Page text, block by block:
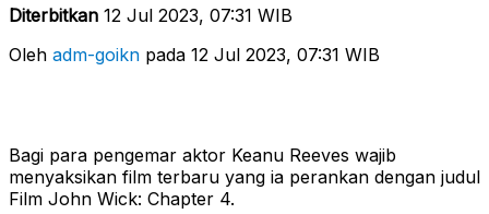
Diterbitkan 12 Jul 2023, 07:31 WIB
Oleh adm-goikn pada 12 Jul 2023, 07:31 WIB
Bagi para pengemar aktor Keanu Reeves wajib
menyaksikan film terbaru yang ia perankan dengan judul
Film John Wick: Chapter 4.